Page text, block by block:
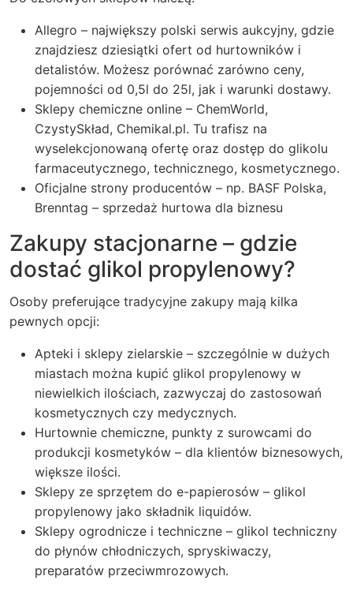
Allegro – największy polski serwis aukcyjny, gdzie
znajdziesz dziesiątki ofert od hurtowników i
detalistów. Możesz porównać zarówno ceny,
pojemności od 0,5l do 25l, jak i warunki dostawy.
Sklepy chemiczne online – ChemWorld,
CzystySkład, Chemikal.pl. Tu trafisz na
wyselekcjonowaną ofertę oraz dostęp do glikolu
farmaceutycznego, technicznego, kosmetycznego.
Oficjalne strony producentów – np. BASF Polska,
Brenntag – sprzedaż hurtowa dla biznesu
Zakupy stacjonarne – gdzie
dostać glikol propylenowy?
Osoby preferujące tradycyjne zakupy mają kilka
pewnych opcji:
Apteki i sklepy zielarskie – szczególnie w dużych
miastach można kupić glikol propylenowy w
niewielkich ilościach, zazwyczaj do zastosowań
kosmetycznych czy medycznych.
Hurtownie chemiczne, punkty z surowcami do
produkcji kosmetyków – dla klientów biznesowych,
większe ilości.
Sklepy ze sprzętem do e-papierosów – glikol
propylenowy jako składnik liquidów.
Sklepy ogrodnicze i techniczne – glikol techniczny
do płynów chłodniczych, spryskiwaczy,
preparatów przeciwmrozowych.